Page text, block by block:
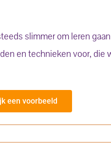
slimmer om leren
en technieken voor, die
een voorbeeld